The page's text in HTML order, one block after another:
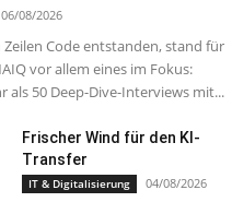
06/08/2026
Zeilen Code entstanden, stand für
vor allem eines im Fokus:
als 50 Deep-Dive-Interviews mit...
Frischer Wind für den KI-
Transfer
IT & Digitalisierung 04/08/2026